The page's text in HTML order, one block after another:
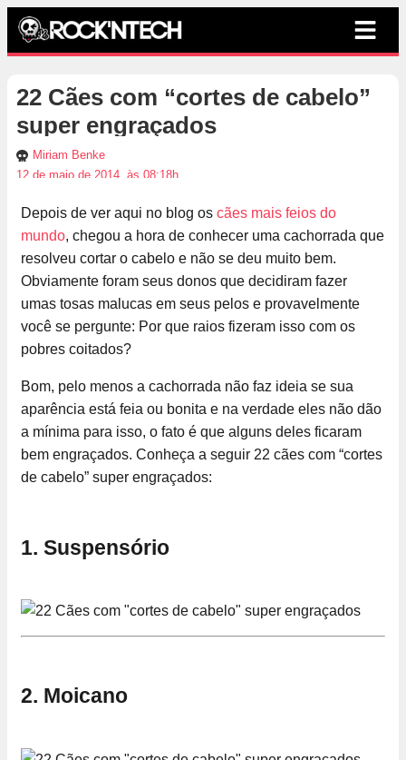
22 Cães com “cortes de cabelo”
super engraçados
Miriam Benke
12 de maio de 2014, às 08:18h
Depois de ver aqui no blog os cães mais feios do
mundo, chegou a hora de conhecer uma cachorrada que
resolveu cortar o cabelo e não se deu muito bem.
Obviamente foram seus donos que decidiram fazer
umas tosas malucas em seus pelos e provavelmente
você se pergunte: Por que raios fizeram isso com os
pobres coitados?
Bom, pelo menos a cachorrada não faz ideia se sua
aparência está feia ou bonita e na verdade eles não dão
a mínima para isso, o fato é que alguns deles ficaram
bem engraçados. Conheça a seguir 22 cães com “cortes
de cabelo” super engraçados:
1. Suspensório
2. Moicano